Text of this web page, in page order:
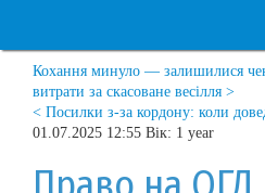
Кохання минуло — залишилися
витрати за скасоване весілля >
< Посилки з-за кордону: коли
01.07.2025 12:55 Вік: 1 year